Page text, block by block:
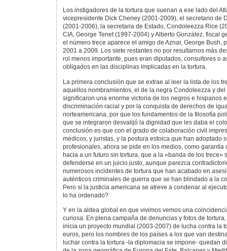
Los instigadores de la tortura que suenan a ese lado del
vicepresidente Dick Cheney (2001-2009), el secretario de
(2001-2006), la secretaria de Estado, Condoleezza Rice
CIA, George Tenet (1997-2004) y Alberto González, fiscal
el número trece aparece el amigo de Aznar, George Bush,
2001 a 2009. Los siete restantes no por resultarnos más
rol menos importante, pues eran diputados, consultores o
obligados en las disciplinas implicadas en la tortura.
La primera conclusión que se extrae al leer la lista de los
aquellos nombramientos, el de la negra Condoleezza y
significaron una enorme victoria de los negros e hispanos
discriminación racial y por la conquista de derechos de
norteamericana, por que los fundamentos de la filosofía
que se integraron desvalijó la dignidad que les daba el
conclusión es que con el grado de colaboración civil
médicos, y juristas, y la postura estoica que han adoptado
profesionales, ahora se pide en los medios, como garantía
hacia a un futuro sin tortura, que a la «banda de los trece»
defenderse en un juicio justo, aunque parezca
numerosos incidentes de tortura que han acabado en
auténticos criminales de guerra que se han blindado a la
Pero si la justicia americana se atreve a condenar al
lo ha ordenado?
Y en la aldea global en que vivimos vemos una
curiosa. En plena campaña de denuncias y fotos de
inicia un proyecto mundial (2003-2007) de lucha contra la
euros, pero los nombres de los países a los que van
luchar contra la tortura -la diplomacia se impone- quedan